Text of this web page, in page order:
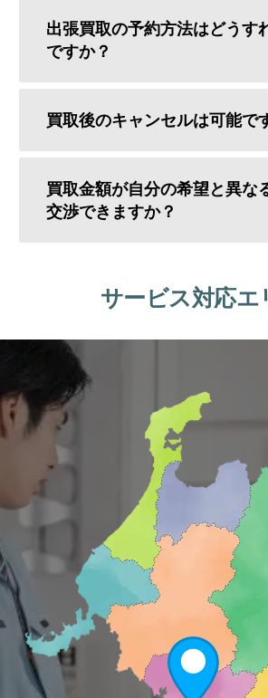
出張買取の予約方法はどうす
ですか？
買取後のキャンセルは可能で
買取金額が自分の希望と異な
交渉できますか？
サービス対応エ